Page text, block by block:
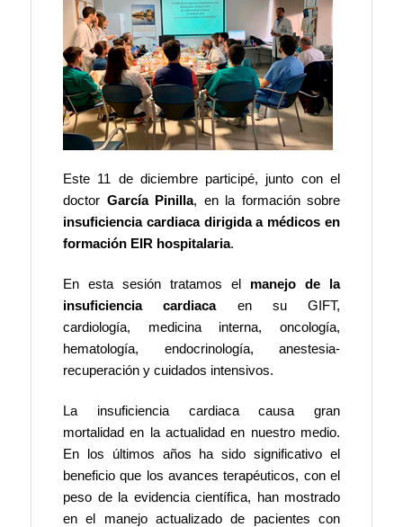
Este 11 de diciembre participé, junto con el
doctor García Pinilla, en la formación sobre
insuficiencia cardiaca dirigida a médicos en
formación EIR hospitalaria.
En esta sesión tratamos el manejo de la
insuficiencia cardiacaen su GIFT,
cardiología, medicina interna, oncología,
hematología, endocrinología, anestesia‐
recuperación y cuidados intensivos.
La insuficiencia cardiaca causa gran
mortalidad en la actualidad en nuestro medio.
En los últimos años ha sido significativo el
beneficio que los avances terapéuticos, con el
peso de la evidencia científica, han mostrado
en el manejo actualizado de pacientes con